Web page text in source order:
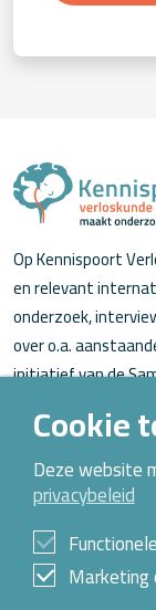
Op Kennispoort
en relevant
onderzoek,
over o.a.
initiatief van de
Over
Contact
Archief
Cookie
Deze website
privacybeleid
Marketing